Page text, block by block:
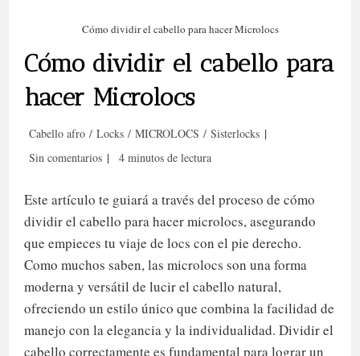
Cómo dividir el cabello para hacer Microlocs
Cómo dividir el cabello para
hacer Microlocs
Categoría
la
Cabello afro / Locks / MICROLOCS / Sisterlocks
Comentarios
entrada:
Sin comentarios
Tiempo
4 minutos de lectura
Este artículo te guiará a través del proceso de cómo
dividir el cabello para hacer microlocs, asegurando
que empieces tu viaje de locs con el pie derecho.
Como muchos saben, las microlocs son una forma
moderna y versátil de lucir el cabello natural,
ofreciendo un estilo único que combina la facilidad de
manejo con la elegancia y la individualidad. Dividir el
cabello correctamente es fundamental para lograr un